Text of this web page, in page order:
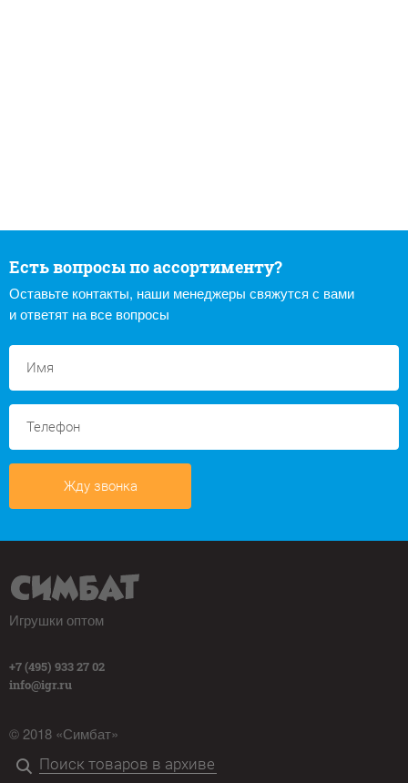
Есть вопросы по ассортименту?
Оставьте контакты, наши менеджеры свяжутся с вами
и ответят на все вопросы
Жду звонка
Игрушки оптом
+7 (495) 933 27 02
info@igr.ru
© 2018 «Симбат»